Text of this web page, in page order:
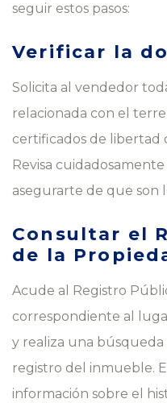
seguir estos pasos:
Verificar la
Solicita al vendedor
relacionada con el
certificados de libertad
Revisa
asegurarte de que son
Consultar el
de la
Acude al Registro
correspondiente al
y realiza una
registro del inmueble.
información sobre el